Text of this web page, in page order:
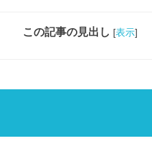
この記事の見出し [表示]